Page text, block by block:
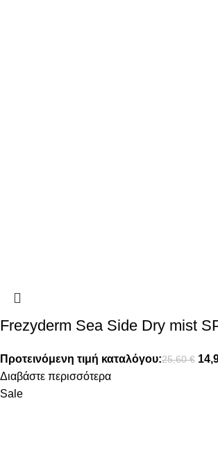
Frezyderm Sea Side Dry mist
Προτεινόμενη τιμή καταλόγου:25,60€
Διαβάστε περισσότερα
Sale